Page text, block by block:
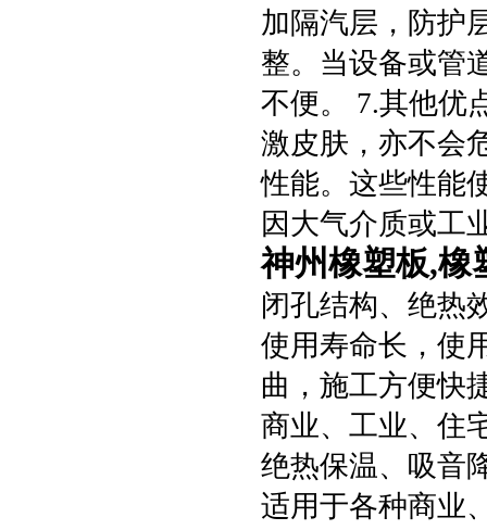
加隔汽层，防护
整。当设备或管
不便。 7.其他优
激皮肤，亦不会
性能。这些性能
因大气介质或工
神州橡塑板,橡
闭孔结构、绝热
使用寿命长，使
曲，施工方便快
商业、工业、住
绝热保温、吸音
适用于各种商业